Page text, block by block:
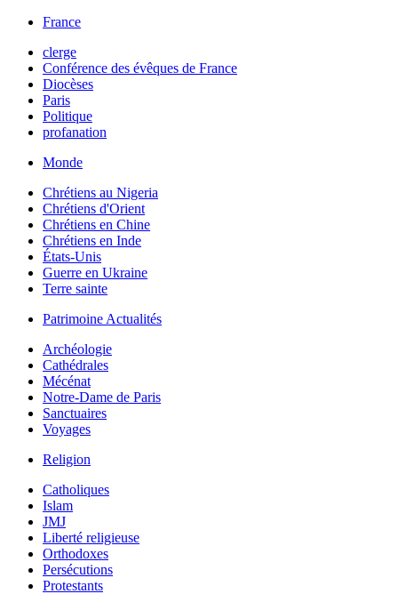
France
clerge
Conférence des évêques de France
Diocèses
Paris
Politique
profanation
Monde
Chrétiens au Nigeria
Chrétiens d'Orient
Chrétiens en Chine
Chrétiens en Inde
États-Unis
Guerre en Ukraine
Terre sainte
Patrimoine Actualités
Archéologie
Cathédrales
Mécénat
Notre-Dame de Paris
Sanctuaires
Voyages
Religion
Catholiques
Islam
JMJ
Liberté religieuse
Orthodoxes
Persécutions
Protestants